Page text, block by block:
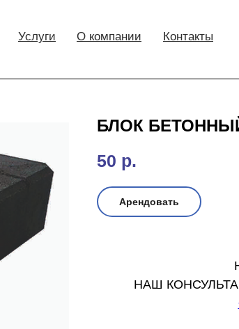
Услуги О компании Контакты
БЛОК
50 р.
Арендовать
НАШ